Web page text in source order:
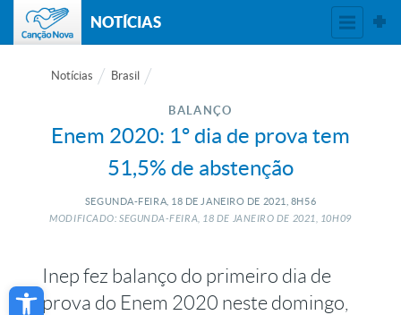
Open toolbar
NOTÍCIAS
Notícias Brasil
BALANÇO
Enem 2020: 1º dia de prova tem
51,5% de abstenção
SEGUNDA-FEIRA, 18 DE JANEIRO DE 2021, 8H56
MODIFICADO: SEGUNDA-FEIRA, 18 DE JANEIRO DE 2021, 10H09
Inep fez balanço do primeiro dia de
prova do Enem 2020 neste domingo,